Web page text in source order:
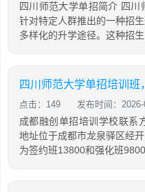
四川师范大学单招简介 四
针对特定人群推出的一种招
多样化的升学途径。这种招生
四川师范大学单招培训
点击：149 发布时间：
成都融创单招培训学校联系
地址位于成都市龙泉驿区经
为签约班13800和强化班